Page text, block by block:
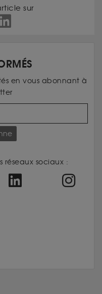
sur
en vous abonnant à
réseaux sociaux :